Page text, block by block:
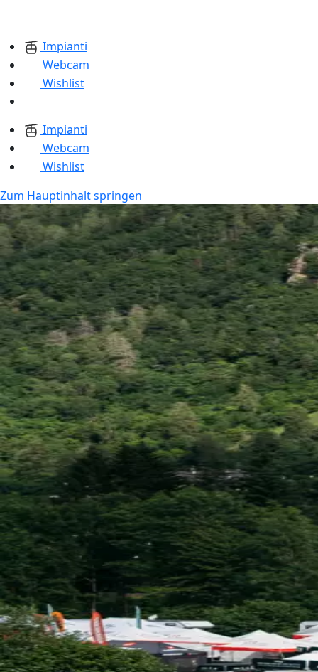
Impianti
Webcam
Wishlist
Impianti
Webcam
Wishlist
Zum Hauptinhalt springen